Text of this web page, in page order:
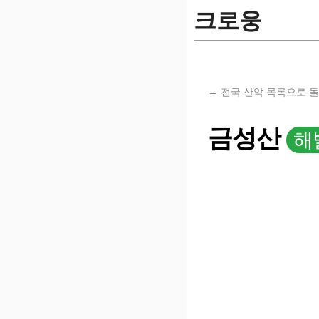
크로웅
← 전국 산악 목록으로
금성산 해